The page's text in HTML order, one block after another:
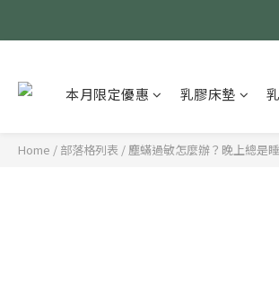
本月限定優惠 乳膠床墊
Home / 部落格列表 / 塵蟎過敏怎麼辦？晚上總是